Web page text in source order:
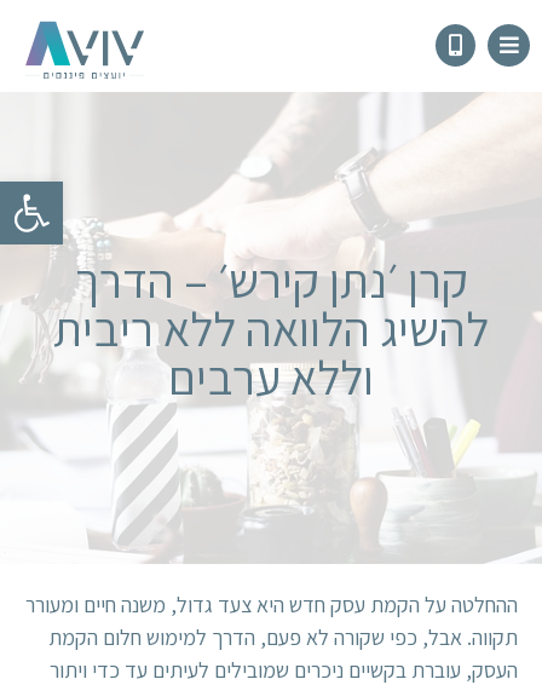
קרן ׳נתן קירש׳ – הדרך
להשיג הלוואה ללא ריבית
וללא ערבים
ההחלטה על הקמת עסק חדש היא צעד גדול, משנה חיים ומעורר
תקווה. אבל, כפי שקורה לא פעם, הדרך למימוש חלום הקמת
העסק, עוברת בקשיים ניכרים שמובילים לעיתים עד כדי ויתור